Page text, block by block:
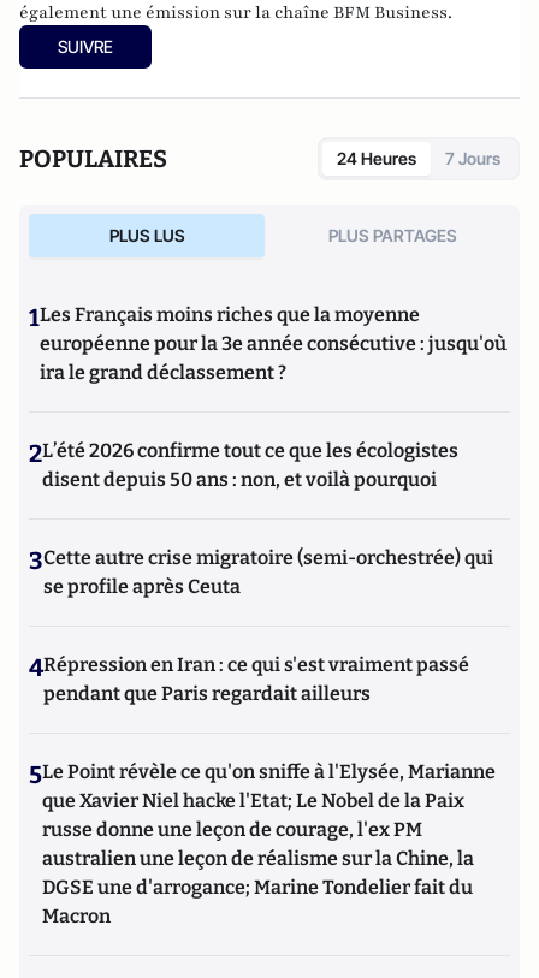
également une émission sur la chaîne BFM Business.
SUIVRE
POPULAIRES 24 Heures 7 Jours
PLUS LUS PLUS PARTAGES
1Les Français moins riches que la moyenne
européenne pour la 3e année consécutive : jusqu'où
ira le grand déclassement ?
2L’été 2026 confirme tout ce que les écologistes
disent depuis 50 ans : non, et voilà pourquoi
3Cette autre crise migratoire (semi-orchestrée) qui
se profile après Ceuta
4Répression en Iran : ce qui s'est vraiment passé
pendant que Paris regardait ailleurs
5Le Point révèle ce qu'on sniffe à l'Elysée, Marianne
que Xavier Niel hacke l'Etat; Le Nobel de la Paix
russe donne une leçon de courage, l'ex PM
australien une leçon de réalisme sur la Chine, la
DGSE une d'arrogance; Marine Tondelier fait du
Macron